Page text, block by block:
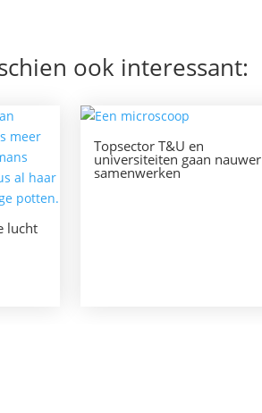
ook interessant:
lucht
Topsector T&U en
universiteiten gaan nauwer
samenwerken